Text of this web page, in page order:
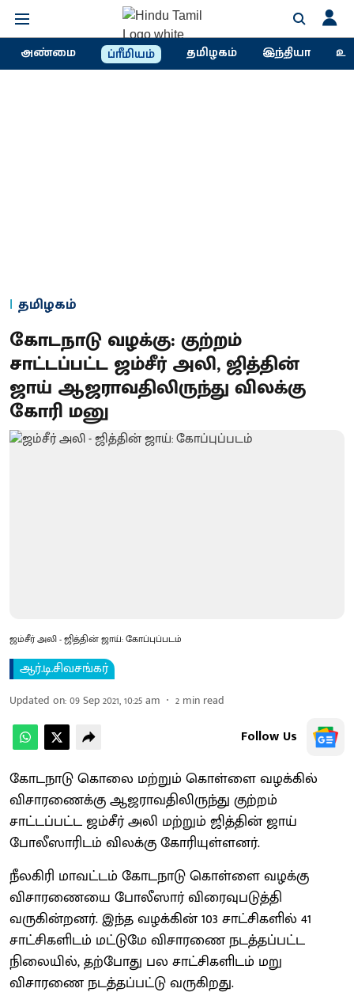
அண்மை ப்ரீமியம் தமிழகம் இந்தியா
தமிழகம்
கோடநாடு வழக்கு: குற்றம்
சாட்டப்பட்ட ஜம்சீர் அலி, ஜித்தின்
ஜாய் ஆஜராவதிலிருந்து விலக்கு
கோரி மனு
ஜம்சீர் அலி - ஜித்தின் ஜாய்: கோப்புப்படம்
ஆர்.டி.சிவசங்கர்
Updated on:09 Sep 2021, 10:25 am 2 min read
Follow Us
கோடநாடு கொலை மற்றும் கொள்ளை வழக்கில்
விசாரணைக்கு ஆஜராவதிலிருந்து குற்றம்
சாட்டப்பட்ட ஜம்சீர் அலி மற்றும் ஜித்தின் ஜாய்
போலீஸாரிடம் விலக்கு கோரியுள்ளனர்.
நீலகிரி மாவட்டம் கோடநாடு கொள்ளை வழக்கு
விசாரணையை போலீஸார் விரைவுபடுத்தி
வருகின்றனர். இந்த வழக்கின் 103 சாட்சிகளில் 41
சாட்சிகளிடம் மட்டுமே விசாரணை நடத்தப்பட்ட
நிலையில், தற்போது பல சாட்சிகளிடம் மறு
விசாரணை நடத்தப்பட்டு வருகிறது.